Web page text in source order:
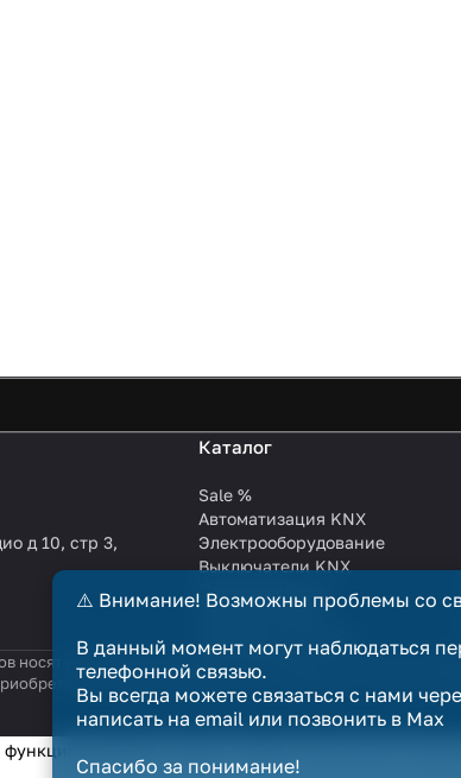
д 10, стр 3,
Каталог
Sale %
Автоматизация KNX
Электрооборудование
Выключатели KNX
Производители
KNX EIB кабели
Зарядные станции
справочный характер и не являются публичной
товара. Договор купли-продажи считается
⚠️ Внимание! Возможны проблемы со
В данный момент могут наблюдаться
телефонной связью.
Вы всегда можете связаться с нами
написать на email или позвонить в Max
Спасибо за понимание!
сайта и сбора статистики в